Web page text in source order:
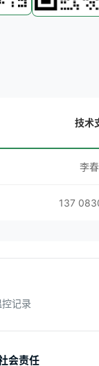
技术
李
137
记录
会责任